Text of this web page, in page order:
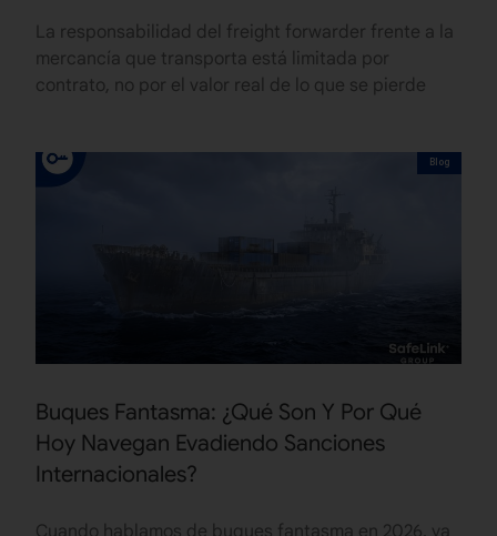
La responsabilidad del freight forwarder frente a la
mercancía que transporta está limitada por
contrato, no por el valor real de lo que se pierde
Blog
Buques Fantasma: ¿Qué Son Y Por Qué
Hoy Navegan Evadiendo Sanciones
Internacionales?